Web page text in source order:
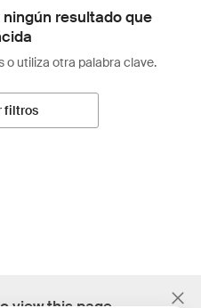
resultado que
o utiliza otra palabra clave.
filtros